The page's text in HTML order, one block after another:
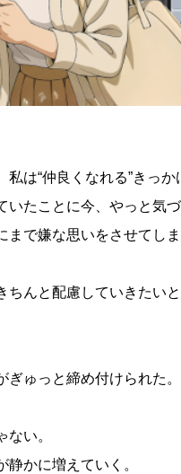
私は“仲良くなれる”きっ
たことに今、やっと気づ
まで嫌な思いをさせてし
んと配慮していきたいと
ゅっと締め付けられた。
い。
かに増えていく。